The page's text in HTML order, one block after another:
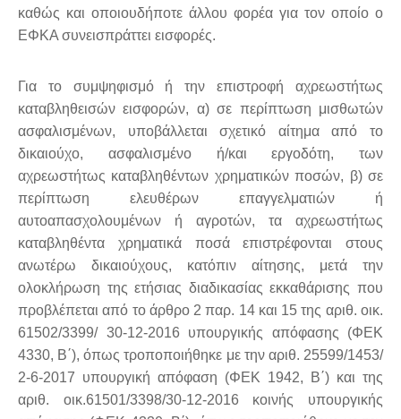
καθώς και οποιουδήποτε άλλου φορέα για τον οποίο ο
ΕΦΚΑ συνεισπράττει εισφορές.
Για το συμψηφισμό ή την επιστροφή αχρεωστήτως
καταβληθεισών εισφορών, α) σε περίπτωση μισθωτών
ασφαλισμένων, υποβάλλεται σχετικό αίτημα από το
δικαιούχο, ασφαλισμένο ή/και εργοδότη, των
αχρεωστήτως καταβληθέντων χρηματικών ποσών, β) σε
περίπτωση ελευθέρων επαγγελματιών ή
αυτοαπασχολουμένων ή αγροτών, τα αχρεωστήτως
καταβληθέντα χρηματικά ποσά επιστρέφονται στους
ανωτέρω δικαιούχους, κατόπιν αίτησης, μετά την
ολοκλήρωση της ετήσιας διαδικασίας εκκαθάρισης που
προβλέπεται από το άρθρο 2 παρ. 14 και 15 της αριθ. οικ.
61502/3399/ 30-12-2016 υπουργικής απόφασης (ΦΕΚ
4330, Β΄), όπως τροποποιήθηκε με την αριθ. 25599/1453/
2-6-2017 υπουργική απόφαση (ΦΕΚ 1942, Β΄) και της
αριθ. οικ.61501/3398/30-12-2016 κοινής υπουργικής